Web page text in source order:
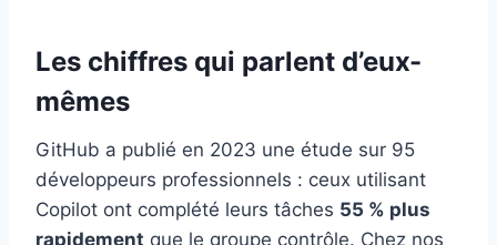
Les chiffres qui parlent d’eux-
mêmes
GitHub a publié en 2023 une étude sur 95
développeurs professionnels : ceux utilisant
Copilot ont complété leurs tâches 55 % plus
rapidement que le groupe contrôle. Chez nos